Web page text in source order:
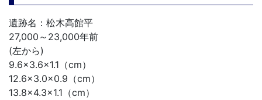
遺跡名：松木高館平
27,000～23,000年前
(左から)
9.6×3.6×1.1（cm）
12.6×3.0×0.9（cm）
13.8×4.3×1.1（cm）